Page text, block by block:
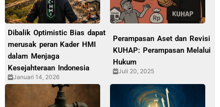
Dibalik Optimistic Bias dapat
merusak peran Kader HMI
dalam Menjaga
Kesejahteraan Indonesia
Januari 14, 2026
Perampasan Aset dan Revisi
KUHAP: Perampasan Melalui
Hukum
Juli 20, 2025